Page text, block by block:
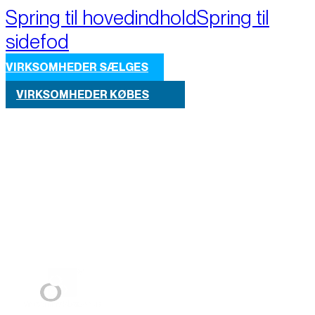
Spring til hovedindholdSpring til
sidefod
VIRKSOMHEDER SÆLGES
VIRKSOMHEDER KØBES